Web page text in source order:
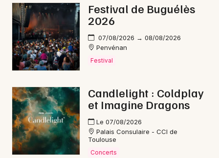
Mon email
Je m'abonne
Festival de Buguélès
2026
07/08/2026 → 08/08/2026
Penvénan
Festival
Candlelight : Coldplay
et Imagine Dragons
Le 07/08/2026
Palais Consulaire - CCI de
Toulouse
Concerts